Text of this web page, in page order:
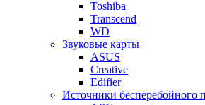
Toshiba
Transcend
WD
Звуковые карты
ASUS
Creative
Edifier
Источники бесперебойного